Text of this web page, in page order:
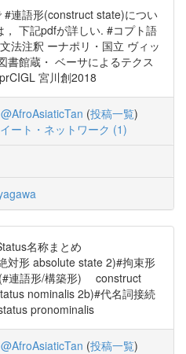
#連語形(construct state)につい
下記pdfが詳しい. #コプト語
法注釈 ーナポリ・国立 ヴィッ
書館蔵・ ベーサによるテクス
宮川創2018
@AfroAsiaticTan (投稿一覧)
ート・ネットワーク (1)
名称まとめ
対形 absolute state 2)#拘束形
連語形/構築形) construct
nominalis 2b)#代名詞接続
pronominalis
@AfroAsiaticTan (投稿一覧)